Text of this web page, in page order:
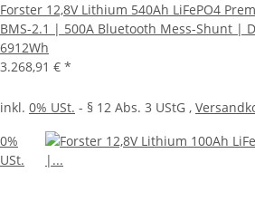
Forster 12,8V Lithium 540Ah LiFePO4
BMS-2.1 | 500A Bluetooth Mess-Shunt |
6912Wh
3.268,91 € *
inkl. 0% USt. - § 12 Abs. 3 UStG ,
0%
USt.